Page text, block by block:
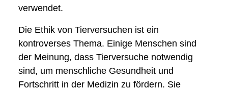
verwendet.
Die Ethik von Tierversuchen ist ein
kontroverses Thema. Einige Menschen sind
der Meinung, dass Tierversuche notwendig
sind, um menschliche Gesundheit und
Fortschritt in der Medizin zu fördern. Sie